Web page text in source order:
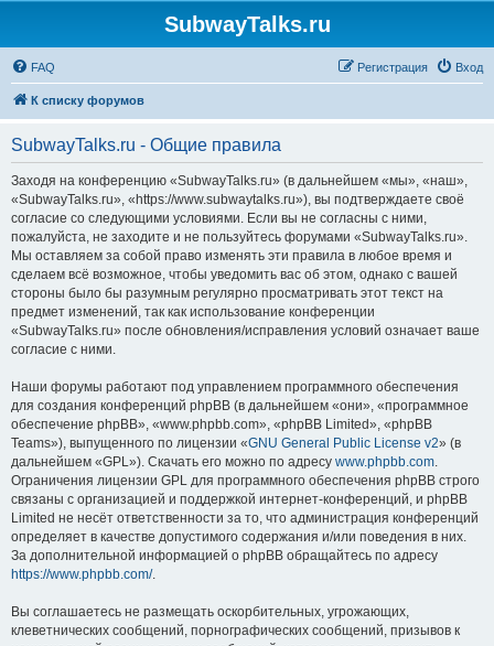
SubwayTalks.ru
FAQ Вход
Регистрация
К списку форумов
SubwayTalks.ru - Общие правила
Заходя на конференцию «SubwayTalks.ru» (в дальнейшем «мы», «наш»,
«SubwayTalks.ru», «https://www.subwaytalks.ru»), вы подтверждаете своё
согласие со следующими условиями. Если вы не согласны с ними,
пожалуйста, не заходите и не пользуйтесь форумами «SubwayTalks.ru».
Мы оставляем за собой право изменять эти правила в любое время и
сделаем всё возможное, чтобы уведомить вас об этом, однако с вашей
стороны было бы разумным регулярно просматривать этот текст на
предмет изменений, так как использование конференции
«SubwayTalks.ru» после обновления/исправления условий означает ваше
согласие с ними.
Наши форумы работают под управлением программного обеспечения
для создания конференций phpBB (в дальнейшем «они», «программное
обеспечение phpBB», «www.phpbb.com», «phpBB Limited», «phpBB
Teams»), выпущенного по лицензии «GNU General Public License v2» (в
дальнейшем «GPL»). Скачать его можно по адресу www.phpbb.com.
Ограничения лицензии GPL для программного обеспечения phpBB строго
связаны с организацией и поддержкой интернет-конференций, и phpBB
Limited не несёт ответственности за то, что администрация конференций
определяет в качестве допустимого содержания и/или поведения в них.
За дополнительной информацией о phpBB обращайтесь по адресу
https://www.phpbb.com/.
Вы соглашаетесь не размещать оскорбительных, угрожающих,
клеветнических сообщений, порнографических сообщений, призывов к